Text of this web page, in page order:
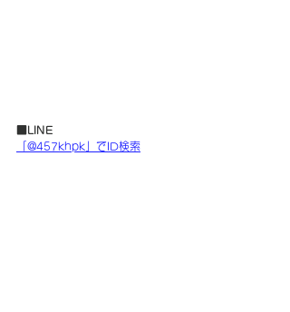
■LINE
「@457khpk」でID検索